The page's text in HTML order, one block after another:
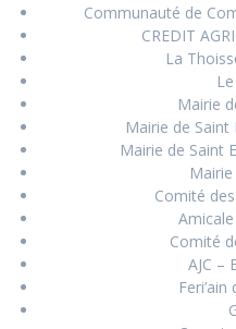
Communauté de
CREDIT
La
Mairie
Mairie de Saint
Mairie de Saint
Comité
Comité
AJC –